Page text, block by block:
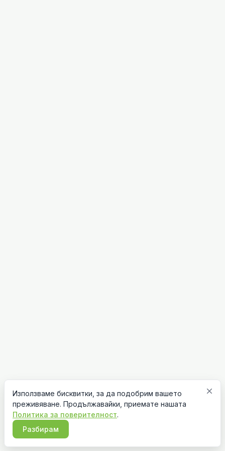
close
Използваме бисквитки, за да подобрим вашето
преживяване. Продължавайки, приемате нашата
Политика за поверителност.
Разбирам